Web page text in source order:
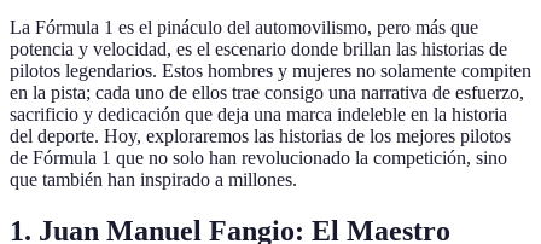
La Fórmula 1 es el pináculo del automovilismo, pero más que
potencia y velocidad, es el escenario donde brillan las historias de
pilotos legendarios. Estos hombres y mujeres no solamente compiten
en la pista; cada uno de ellos trae consigo una narrativa de esfuerzo,
sacrificio y dedicación que deja una marca indeleble en la historia
del deporte. Hoy, exploraremos las historias de los mejores pilotos
de Fórmula 1 que no solo han revolucionado la competición, sino
que también han inspirado a millones.
1. Juan Manuel Fangio: El Maestro